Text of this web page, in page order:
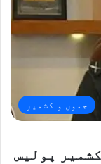
جموں و کشمیر
پولیس